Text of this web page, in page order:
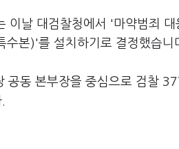
이날 대검찰청에서 '마약범죄 대
본)'를 설치하기로 결정했습니
공동 본부장을 중심으로 검찰